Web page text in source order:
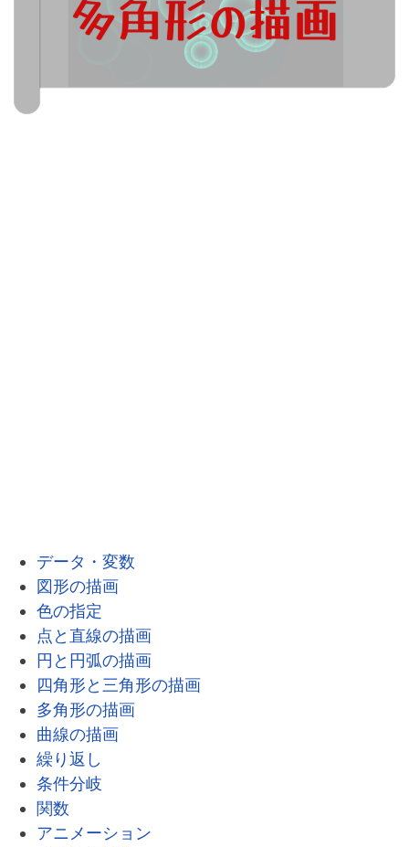
データ・変数
図形の描画
色の指定
点と直線の描画
円と円弧の描画
四角形と三角形の描画
多角形の描画
曲線の描画
繰り返し
条件分岐
関数
アニメーション